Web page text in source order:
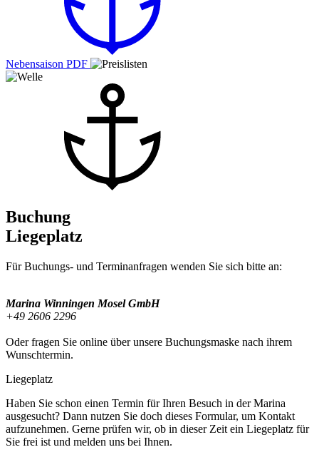
Nebensaison PDF
Buchung
Liegeplatz
Für Buchungs- und Terminanfragen wenden Sie sich bitte an:
Marina Winningen Mosel GmbH
+49 2606 2296
Oder fragen Sie online über unsere Buchungsmaske nach ihrem
Wunschtermin.
Liegeplatz
Haben Sie schon einen Termin für Ihren Besuch in der Marina
ausgesucht? Dann nutzen Sie doch dieses Formular, um Kontakt
aufzunehmen. Gerne prüfen wir, ob in dieser Zeit ein Liegeplatz für
Sie frei ist und melden uns bei Ihnen.